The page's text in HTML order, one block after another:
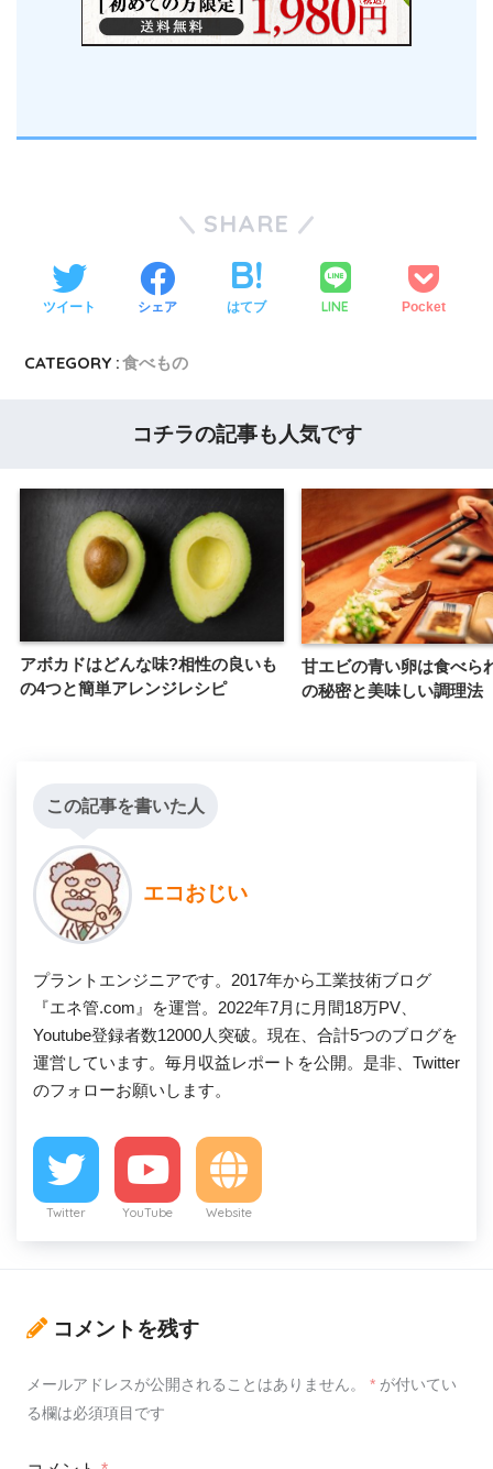
SHARE
ツイート シェア はてブ LINE Pocket
CATEGORY :食べもの
コチラの記事も人気です
アボカドはどんな味?相性の良いも
の4つと簡単アレンジレシピ
甘エビの青い卵は食べら
の秘密と美味しい調理法
この記事を書いた人
エコおじい
プラントエンジニアです。2017年から工業技術ブログ
『エネ管.com』を運営。2022年7月に月間18万PV、
Youtube登録者数12000人突破。現在、合計5つのブログを
運営しています。毎月収益レポートを公開。是非、Twitter
のフォローお願いします。
Twitter YouTube Website
コメントを残す
メールアドレスが公開されることはありません。 * が付いてい
る欄は必須項目です